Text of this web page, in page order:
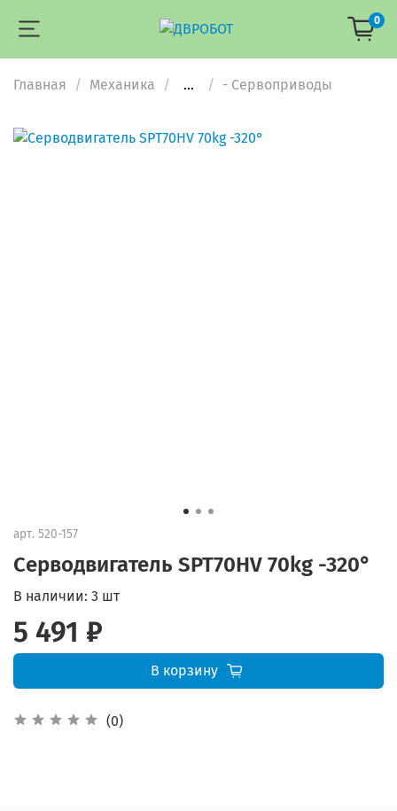
0
Главная Механика ... - Сервоприводы
арт. 520-157
Серводвигатель SPT70HV 70kg -320°
(0)
В наличии: 3 шт
5 491 ₽
В корзину